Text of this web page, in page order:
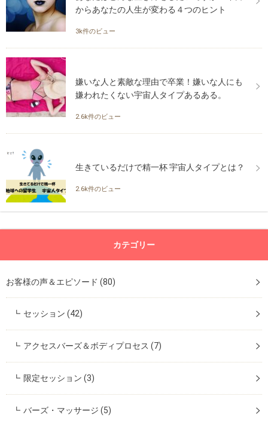
からあなたの人生が変わる４つのヒント
3k件のビュー
嫌いな人と素敵な理由で卒業！嫌いな人にも
嫌われたくない宇宙人タイプあるある。
2.6k件のビュー
生きているだけで精一杯 宇宙人タイプとは？
2.6k件のビュー
カテゴリー
お客様の声＆エピソード (80)
セッション(42)
アクセスバーズ＆ボディプロセス(7)
限定セッション(3)
バーズ・マッサージ(5)